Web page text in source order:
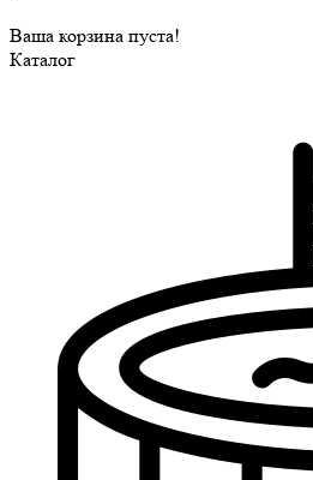
Ваша корзина пуста!
Каталог